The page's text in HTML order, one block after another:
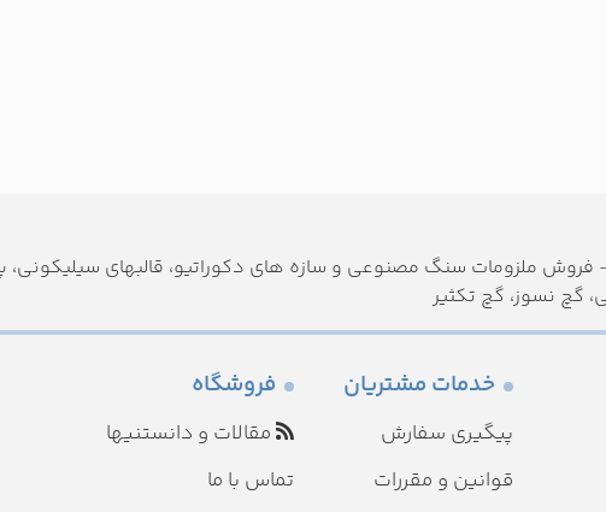
ملزومات سنگ مصنوعی و سازه های دکوراتیو، قالبهای سیلیکونی،
گچ نسوز، گچ تکثیر
خدمات مشتریان
پیگیری سفارش
قوانین و مقررات
فروشگاه
مقالات و دانستنیها
تماس با ما